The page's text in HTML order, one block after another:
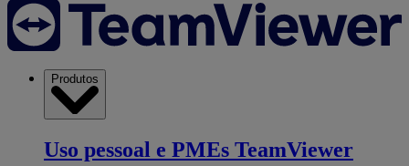
Produtos
Uso pessoal e PMEs TeamViewer